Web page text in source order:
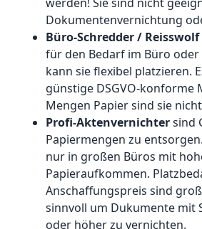
werden! Sie sind nicht
Dokumentenvernichtung
Büro-Schredder / Reisswolf
für den Bedarf im Büro oder
kann sie flexibel platzieren.
günstige DSGVO-konforme
Mengen Papier sind sie
Profi-Aktenvernichtersind
Papiermengen zu
nur in großen Büros mit
Papieraufkommen.
Anschaffungspreis sind
sinnvoll um Dukumente mit
oder höher zu vernichten.